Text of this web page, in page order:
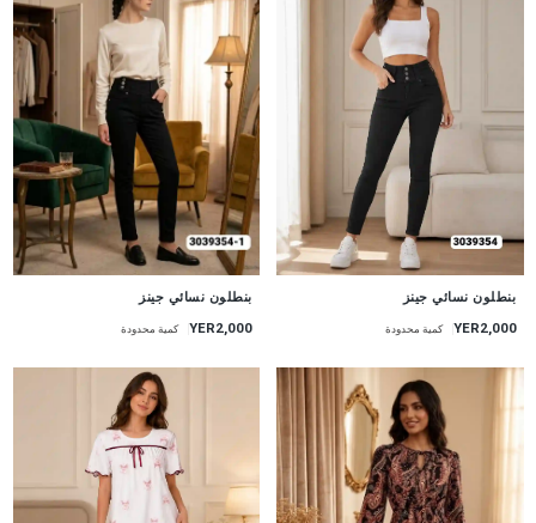
بنطلون نسائي جينز
YER2,000 كمية محدودة
جديد
بنطلون نسائي جينز
YER2,000 كمية محدودة